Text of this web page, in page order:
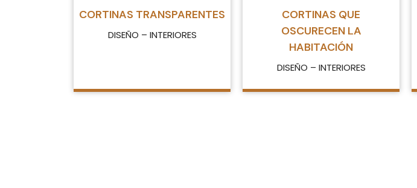
CORTINAS TRANSPARENTES
DISEÑO – INTERIORES
CORTINAS QUE
OSCURECEN LA
HABITACIÓN
DISEÑO – INTERIORES